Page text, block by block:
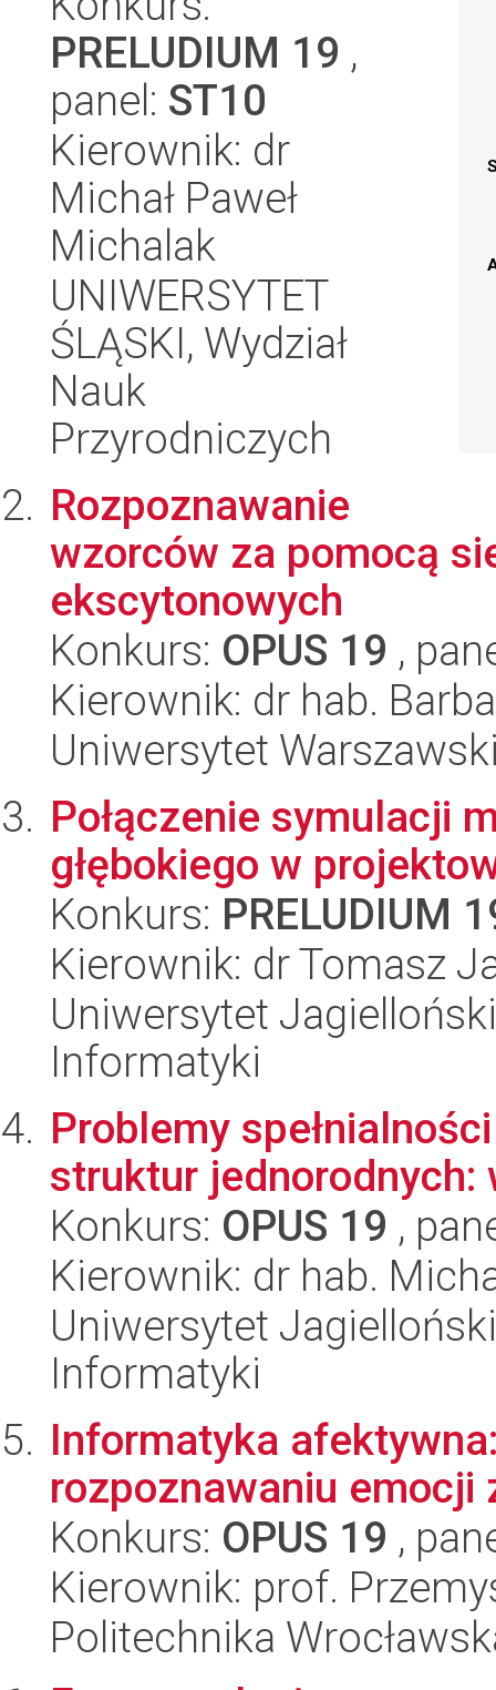
PRELUDIUM 19 ,
panel: ST10
Kierownik: dr
Michał Paweł
Michalak
UNIWERSYTET
ŚLĄSKI, Wydział
Nauk
Przyrodniczych
Rozpoznawanie
wzorców za pomocą
ekscytonowych
Konkurs: OPUS 19 ,
Kierownik: dr hab.
Uniwersytet
Połączenie symulacji
głębokiego w
Konkurs: PRELUDIUM
Kierownik: dr Tomasz
Uniwersytet
Informatyki
Problemy
struktur
Konkurs: OPUS 19 ,
Kierownik: dr hab.
Uniwersytet
Informatyki
Informatyka
rozpoznawaniu emocji
Konkurs: OPUS 19 ,
Kierownik: prof.
Politechnika